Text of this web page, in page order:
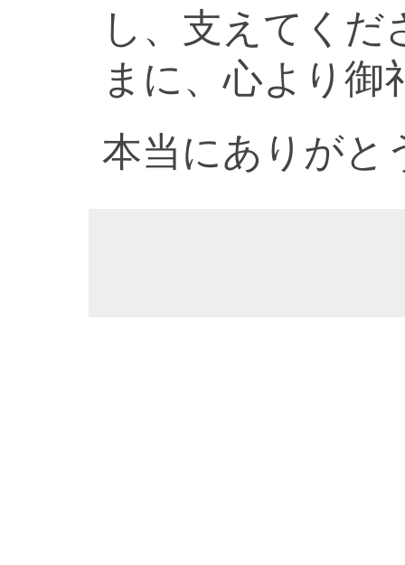
し、支えてく
まに、心より御
本当にありがと